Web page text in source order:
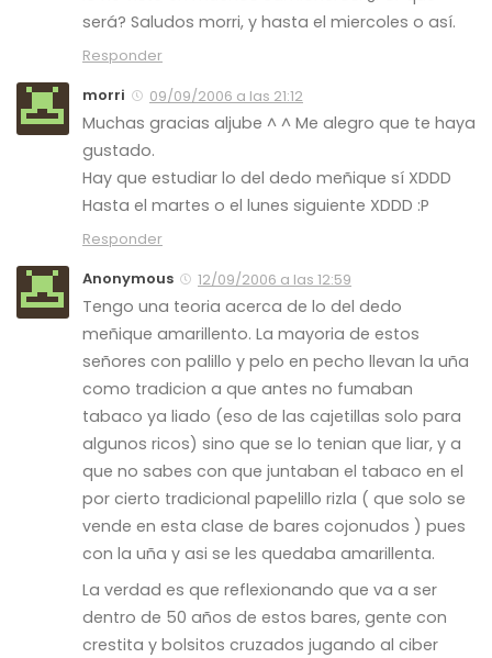
será? Saludos morri, y hasta el miercoles o así.
Responder
morri
09/09/2006 a las 21:12
Muchas gracias aljube ^ ^ Me alegro que te haya
gustado.
Hay que estudiar lo del dedo meñique sí XDDD
Hasta el martes o el lunes siguiente XDDD :P
Responder
Anonymous
12/09/2006 a las 12:59
Tengo una teoria acerca de lo del dedo
meñique amarillento. La mayoria de estos
señores con palillo y pelo en pecho llevan la uña
como tradicion a que antes no fumaban
tabaco ya liado (eso de las cajetillas solo para
algunos ricos) sino que se lo tenian que liar, y a
que no sabes con que juntaban el tabaco en el
por cierto tradicional papelillo rizla ( que solo se
vende en esta clase de bares cojonudos ) pues
con la uña y asi se les quedaba amarillenta.
La verdad es que reflexionando que va a ser
dentro de 50 años de estos bares, gente con
crestita y bolsitos cruzados jugando al ciber